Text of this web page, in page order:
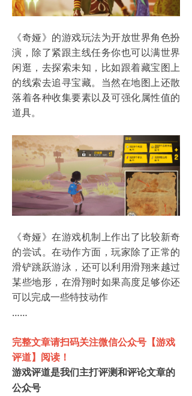
《奇娅》的游戏玩法为开放世界角色扮
演，除了紧跟主线任务你也可以满世界
闲逛，去探索未知，比如跟着藏宝图上
的线索去追寻宝藏。当然在地图上还散
落着各种收集要素以及可强化属性值的
道具。
《奇娅》在游戏机制上作出了比较新奇
的尝试。在动作方面，玩家除了正常的
滑铲跳跃游泳，还可以利用滑翔来越过
某些地形，在滑翔时如果高度足够你还
可以完成一些特技动作
……
完整文章请扫码关注微信公众号【游戏
评道】阅读！
游戏评道是我们主打评测和评论文章的
公众号